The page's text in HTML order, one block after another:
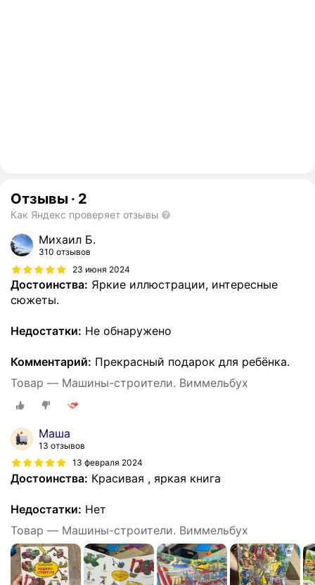
Отзывы · 2
Как Яндекс проверяет отзывы
Михаил Б.
310 отзывов
23 июня 2024
Достоинства: Яркие иллюстрации, интересные
сюжеты.
Недостатки: Не обнаружено
Комментарий: Прекрасный подарок для ребёнка.
Товар — Машины-строители. Виммельбух
Маша
13 отзывов
13 февраля 2024
Достоинства: Красивая , яркая книга
Недостатки: Нет
Товар — Машины-строители. Виммельбух